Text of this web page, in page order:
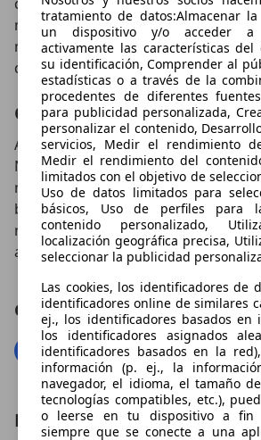
tratamiento de datos:Almacenar
un dispositivo y/o acceder a
activamente las características del
su identificación, Comprender al
estadísticas o a través de la
procedentes de diferentes
para publicidad personalizada,
personalizar el contenido,
servicios, Medir el rendimiento
Medir el rendimiento del
limitados con el objetivo de
Uso de datos limitados para
básicos, Uso de perfiles para
contenido personalizado,
localización geográfica precisa,
seleccionar la publicidad
Las cookies, los identificadores de
identificadores online de similares
ej., los identificadores basados en
los identificadores asignados
identificadores basados en la
información (p. ej., la
navegador, el idioma, el tamaño
tecnologías compatibles, etc.),
o leerse en tu dispositivo a fin
siempre que se conecte a una
motor no ofrece lo mejor de sí
maniobras de aparcamiento
dirección muy asistida.
Conclusión:
Arrinconado por los más
Nissan Qashqai, el Koleos no ha
reconocimiento del gran público.
buen todocamino, cómodo y estable
renunciar a unas prestaciones
asfalto. Si lo eliges para tu día a
Compartir el artículo
Leer tambien